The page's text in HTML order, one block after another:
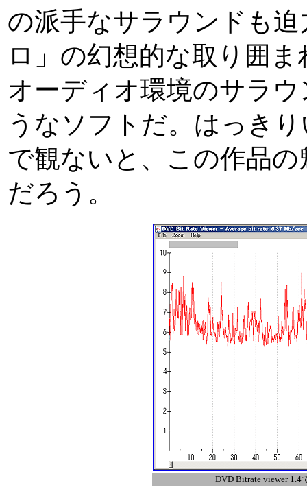
の派手なサラウンドも
ロ」の幻想的な取り囲
オーディオ環境のサラ
うなソフトだ。はっき
で観ないと、この作品
だろう。
DVD Bitrate viewer